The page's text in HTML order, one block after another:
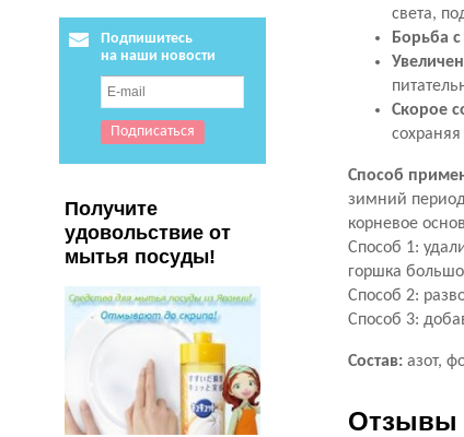
Подпишитесь
на наши новости
Получите
удовольствие от
мытья посуды!
света,
Борьба
Скорое
Способ
зимний
корневое
Способ 1:
горшка
Способ 2:
Способ 3:
Состав: азот,